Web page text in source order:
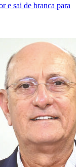
e sai de branca para